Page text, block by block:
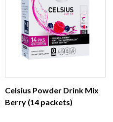
Celsius Powder Drink Mix
Berry (14 packets)